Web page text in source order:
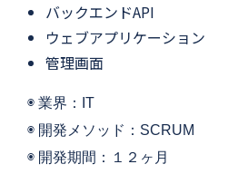
バックエンドAPI
ウェブアプリケーション
管理画面
◉ 業界：IT
◉ 開発メソッド：SCRUM
◉ 開発期間：１２ ヶ月